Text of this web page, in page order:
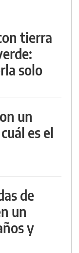
tierra
solo
un
es el
de
un
y